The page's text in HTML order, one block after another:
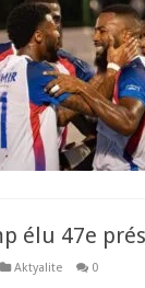
élu 47e
Aktyalite 0